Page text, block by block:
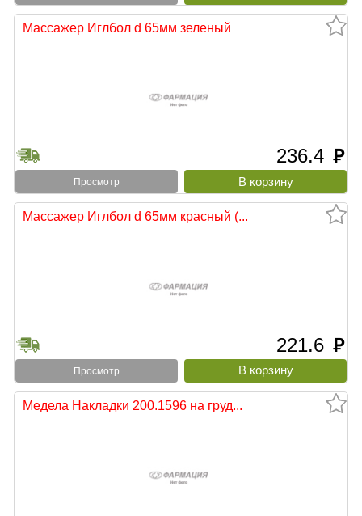
Массажер Иглбол d 65мм зеленый
236.4 руб
Просмотр
Массажер Иглбол d 65мм красный (...
221.6 руб
Просмотр
Медела Накладки 200.1596 на груд...